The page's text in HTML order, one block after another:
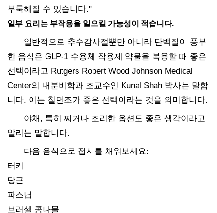
부룩해질 수 있습니다."
일부 요리는 부작용을 일으킬 가능성이 적습니다.
일반적으로 추수감사절뿐만 아니라 단백질이 풍부
한 음식은 GLP-1 수용체 작용제 약물을 복용할 때 좋은
선택이라고 Rutgers Robert Wood Johnson Medical
Center의 내분비학과 조교수인 Kunal Shah 박사는 말합
니다. 이는 칠면조가 좋은 선택이라는 것을 의미합니다.
야채, 특히 찌거나 조리한 옵션도 좋은 생각이라고
알리는 말합니다.
다음 음식으로 접시를 채워보세요:
터키
당근
파스닙
브러셀 콩나물